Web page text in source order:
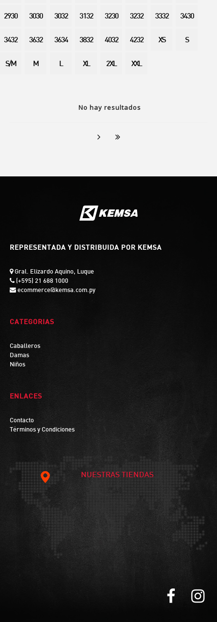
No hay resultados
2930 3030 3032 3132 3230 3232 3332 3430
3432 3632 3634 3832 4032 4232 XS S
S/M M L XL 2XL XXL
REPRESENTADA Y DISTRIBUIDA POR KEMSA
Gral. Elizardo Aquino, Luque
(+595) 21 688 1000
ecommerce@kemsa.com.py
CATEGORIAS
Caballeros
Damas
Niños
ENLACES
Contacto
Términos y Condiciones
NUESTRAS TIENDAS